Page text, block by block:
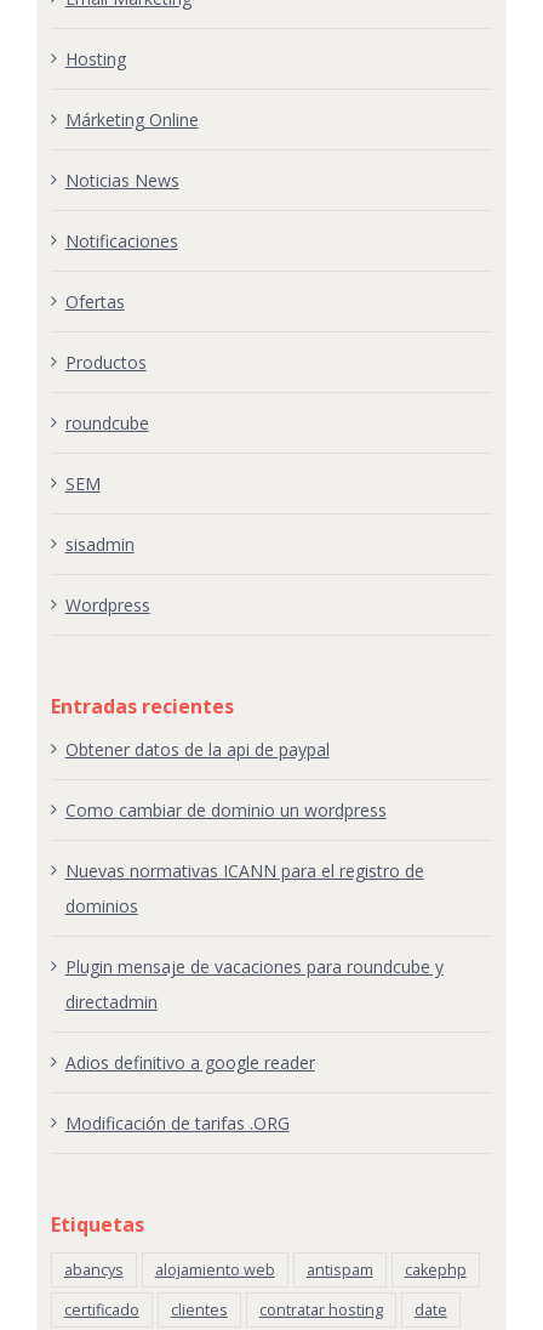
Hosting
Márketing Online
Noticias News
Notificaciones
Ofertas
Productos
roundcube
SEM
sisadmin
Wordpress
Entradas recientes
Obtener datos de la api de paypal
Como cambiar de dominio un wordpress
Nuevas normativas ICANN para el registro de
dominios
Plugin mensaje de vacaciones para roundcube y
directadmin
Adios definitivo a google reader
Modificación de tarifas .ORG
Etiquetas
abancys alojamiento web antispam
cakephp
certificado
clientes contratar hosting
date